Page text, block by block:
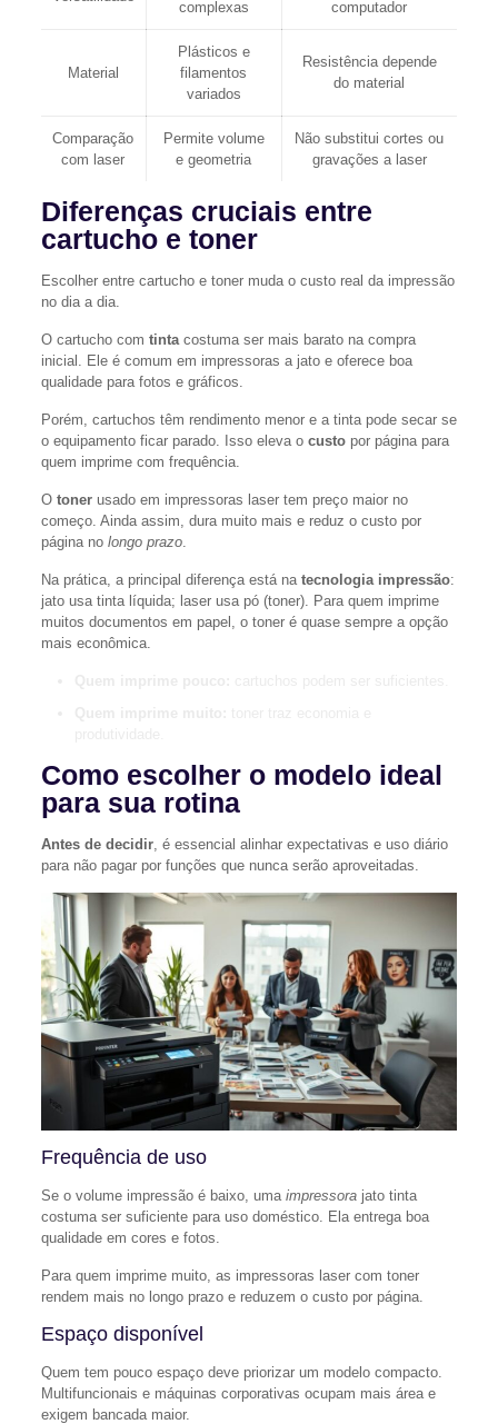
complexas
computador
Material
Plásticos e
filamentos
variados
Resistência depende
do material
Comparação
com laser
Permite volume
e geometria
Não substitui cortes ou
gravações a laser
Diferenças cruciais entre
cartucho e toner
Escolher entre cartucho e toner muda o custo real da impressão
no dia a dia.
O cartucho com tintacostuma ser mais barato na compra
inicial. Ele é comum em impressoras a jato e oferece boa
qualidade para fotos e gráficos.
Porém, cartuchos têm rendimento menor e a tinta pode secar se
o equipamento ficar parado. Isso eleva o custopor página para
quem imprime com frequência.
O tonerusado em impressoras laser tem preço maior no
começo. Ainda assim, dura muito mais e reduz o custo por
página no longo prazo.
Na prática, a principal diferença está na tecnologia impressão:
jato usa tinta líquida; laser usa pó (toner). Para quem imprime
muitos documentos em papel, o toner é quase sempre a opção
mais econômica.
Como escolher o modelo ideal
para sua rotina
Antes de decidir, é essencial alinhar expectativas e uso diário
para não pagar por funções que nunca serão aproveitadas.
Frequência de uso
Se o volume impressão é baixo, uma impressorajato tinta
costuma ser suficiente para uso doméstico. Ela entrega boa
qualidade em cores e fotos.
Para quem imprime muito, as impressoras laser com toner
rendem mais no longo prazo e reduzem o custo por página.
Espaço disponível
Quem tem pouco espaço deve priorizar um modelo compacto.
Multifuncionais e máquinas corporativas ocupam mais área e
exigem bancada maior.